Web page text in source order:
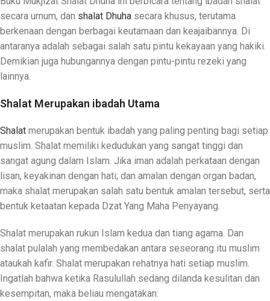
secara umum, dan shalat Dhuha secara khusus, terutama
berkenaan dengan berbagai keutamaan dan keajaibannya. Di
antaranya adalah sebagai salah satu pintu kekayaan yang hakiki.
Demikian juga hubungannya dengan pintu-pintu rezeki yang
lainnya.
Shalat Merupakan ibadah Utama
Shalat merupakan bentuk ibadah yang paling penting bagi setiap
muslim. Shalat memiliki kedudukan yang sangat tinggi dan
sangat agung dalam Islam. Jika iman adalah perkataan dengan
lisan, keyakinan dengan hati; dan amalan dengan organ badan,
maka shalat merupakan salah satu bentuk amalan tersebut, serta
bentuk ketaatan kepada Dzat Yang Maha Penyayang.
Shalat merupakan rukun Islam kedua dan tiang agama. Dan
shalat pulalah yang membedakan antara seseorang itu muslim
ataukah kafir. Shalat merupakan rehatnya hati setiap muslim.
Ingatlah bahwa ketika Rasulullah sedang dilanda kesulitan dan
kesempitan, maka beliau mengatakan: